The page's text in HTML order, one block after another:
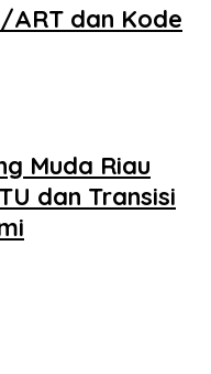
ART dan Kode
Muda Riau
dan Transisi